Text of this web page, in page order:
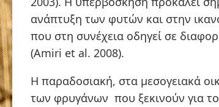
ανάπτυξη των φυτών και στην
που στη συνέχεια οδηγεί σε
(Amiri et al. 2008).
Η παραδοσιακή, στα μεσογειακά
των φρυγάνων που ξεκινούν για